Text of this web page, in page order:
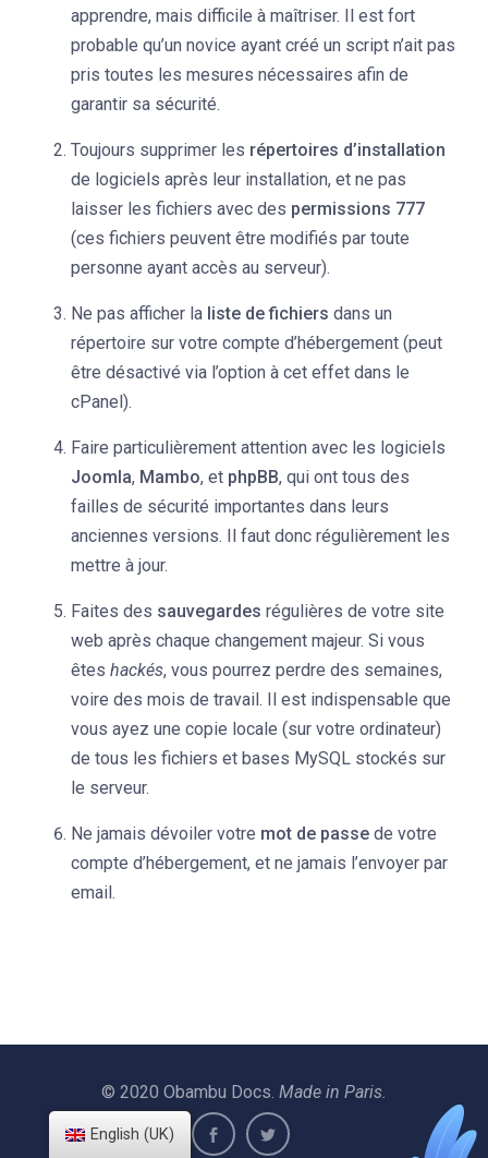
apprendre, mais difficile à maîtriser. Il est fort
probable qu’un novice ayant créé un script n’ait pas
pris toutes les mesures nécessaires afin de
garantir sa sécurité.
Toujours supprimer les répertoires d’installation
de logiciels après leur installation, et ne pas
laisser les fichiers avec des permissions 777
(ces fichiers peuvent être modifiés par toute
personne ayant accès au serveur).
Ne pas afficher la liste de fichiers dans un
répertoire sur votre compte d’hébergement (peut
être désactivé via l’option à cet effet dans le
cPanel).
Faire particulièrement attention avec les logiciels
Joomla, Mambo, et phpBB, qui ont tous des
failles de sécurité importantes dans leurs
anciennes versions. Il faut donc régulièrement les
mettre à jour.
Faites des sauvegardes régulières de votre site
web après chaque changement majeur. Si vous
êtes hackés, vous pourrez perdre des semaines,
voire des mois de travail. Il est indispensable que
vous ayez une copie locale (sur votre ordinateur)
de tous les fichiers et bases MySQL stockés sur
le serveur.
Ne jamais dévoiler votre mot de passe de votre
compte d’hébergement, et ne jamais l’envoyer par
email.
© 2020 Obambu Docs. Made in Paris.
English (UK)